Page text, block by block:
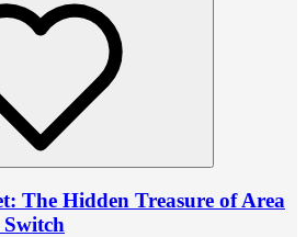
The Hidden Treasure of Area